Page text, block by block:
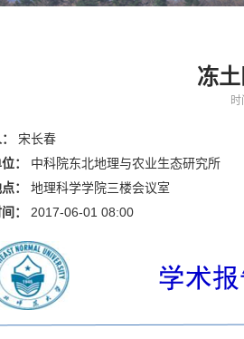
冻
时
宋长春
：
中科院东北地理与农业生态研究所
：
地理科学学院三楼会议室
：
2017-06-01 08:00